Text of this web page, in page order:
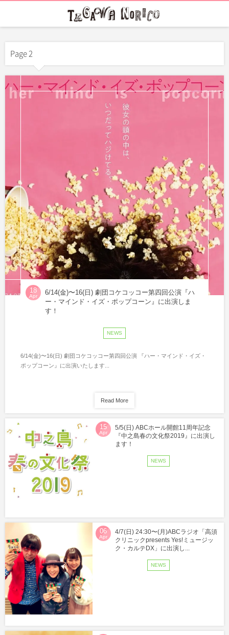
Page 2
18
Apr
6/14(金)〜16(日) 劇団コケコッコー第四回公演『ハ
ー・マインド・イズ・ポップコーン』に出演しま
す！
NEWS
6/14(金)〜16(日) 劇団コケコッコー第四回公演 『ハー・マインド・イズ・
ポップコーン』に出演いたします...
Read More
15
Apr
5/5(日) ABCホール開館11周年記念
『中之島春の文化祭2019』に出演し
ます！
NEWS
06
Apr
4/7(日) 24:30〜(月)ABCラジオ「高須
クリニックpresents Yes!ミュージッ
ク・カルテDX」に出演し...
NEWS